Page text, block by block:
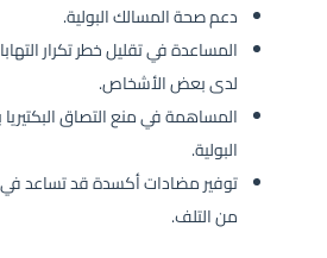
دعم صحة المسالك البولية.
المساعدة في تقليل خطر تكرار
لدى بعض الأشخاص.
المساهمة في منع التصاق البكتيريا
البولية.
توفير مضادات أكسدة قد تساعد في
من التلف.